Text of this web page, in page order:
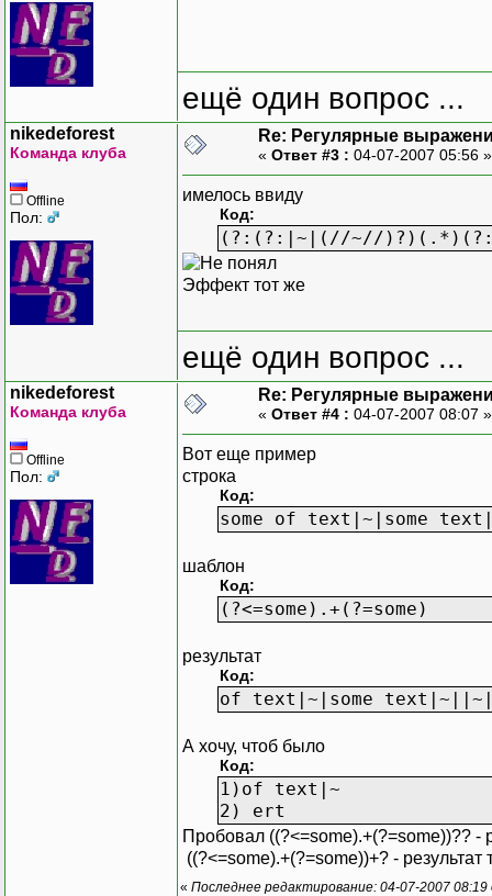
ещё один вопрос ...
nikedeforest
Команда клуба
Offline
Пол:
Re: Регулярные
« Ответ #3 : 04-07-2007 05:56
имелось ввиду
Код:
(?:(?:|~|(//~//
Эффект тот же
ещё один вопрос ...
nikedeforest
Команда клуба
Offline
Пол:
Re: Регулярные
« Ответ #4 : 04-07-2007 08:07
Вот еще пример
строка
Код:
some of text|~|some
шаблон
Код:
(?<=some).+(?=some)
результат
Код:
of text|~|some
А хочу, чтоб было
Код:
1)of text|~
2) ert
Пробовал ((?<=some).+(?=some))?? -
((?<=some).+(?=some))+? -
« Последнее редактирование: 04-07-2007